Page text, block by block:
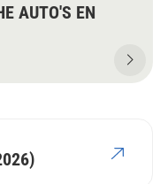
AUTO'S EN